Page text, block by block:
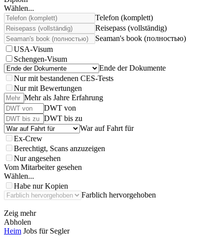
Wählen...
Telefon (komplett)
Reisepass (vollständig)
Seaman's book (полностью)
USA-Visum
Schengen-Visum
Ende der Dokumente
Nur mit bestandenen CES-Tests
Nur mit Bewertungen
Mehr als Jahre Erfahrung
DWT von
DWT bis zu
War auf Fahrt für
Ex-Crew
Berechtigt, Scans anzuzeigen
Nur angesehen
Vom Mitarbeiter gesehen
Wählen...
Habe nur Kopien
Farblich hervorgehoben
Zeig mehr
Abholen
Heim Jobs für Segler